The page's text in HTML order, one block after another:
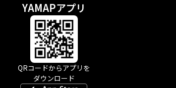
YAMAPアプリ
QRコードからアプリを
ダウンロード